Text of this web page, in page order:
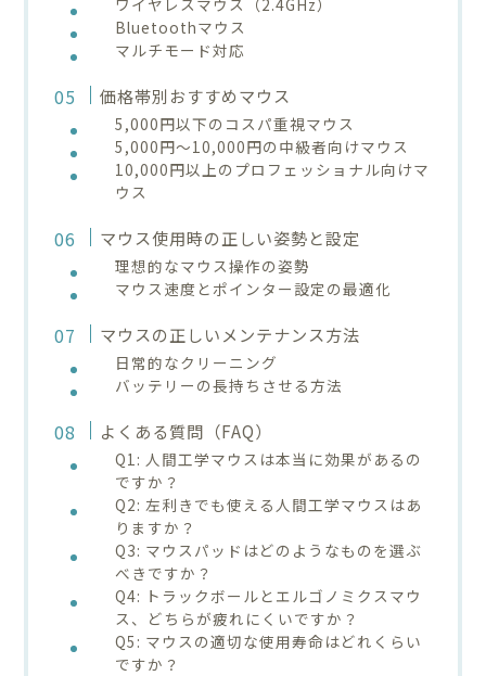
Bluetoothマウス
マルチモード対応
価格帯別おすすめマウス
5,000円以下のコスパ重視マウス
5,000円〜10,000円の中級者向けマウス
10,000円以上のプロフェッショナル向けマ
ウス
マウス使用時の正しい姿勢と設定
理想的なマウス操作の姿勢
マウス速度とポインター設定の最適化
マウスの正しいメンテナンス方法
日常的なクリーニング
バッテリーの長持ちさせる方法
よくある質問（FAQ）
Q1: 人間工学マウスは本当に効果があるの
ですか？
Q2: 左利きでも使える人間工学マウスはあ
りますか？
Q3: マウスパッドはどのようなものを選ぶ
べきですか？
Q4: トラックボールとエルゴノミクスマウ
ス、どちらが疲れにくいですか？
Q5: マウスの適切な使用寿命はどれくらい
ですか？